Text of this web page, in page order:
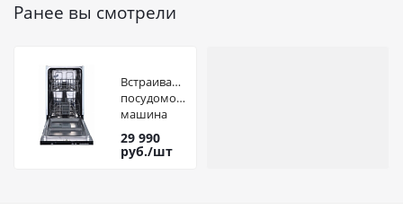
Ранее вы смотрели
Встраиваемая
посудомоечная
машина
ZIGMUND &
SHTAIN DW
139.4505 X
29 990
руб./шт